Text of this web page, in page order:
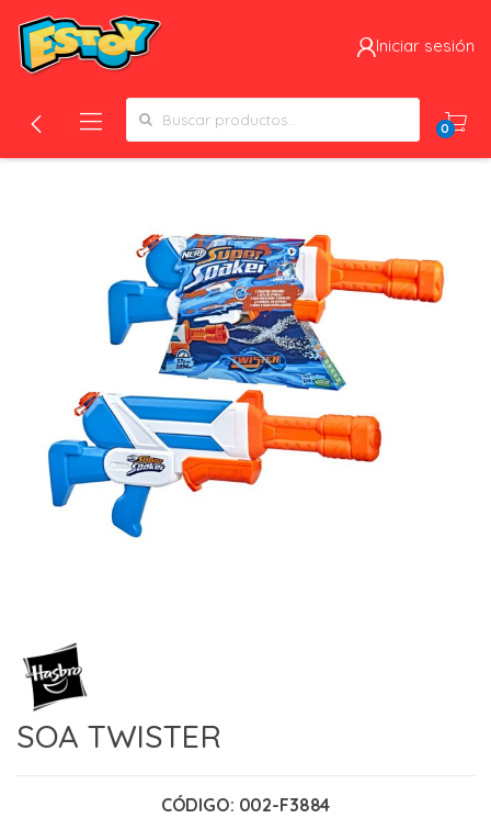
Iniciar sesión
Search for:
0
SOA TWISTER
CÓDIGO: 002-F3884